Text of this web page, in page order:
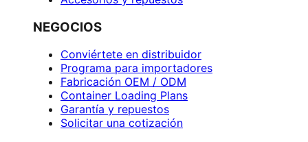
NEGOCIOS
Conviértete en distribuidor
Programa para importadores
Fabricación OEM / ODM
Container Loading Plans
Garantía y repuestos
Solicitar una cotización